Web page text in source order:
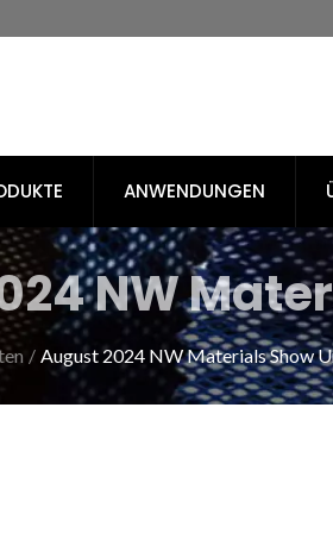
ANWENDUNGEN
NW
Textilien |
/ August 2024 NW Materials Show